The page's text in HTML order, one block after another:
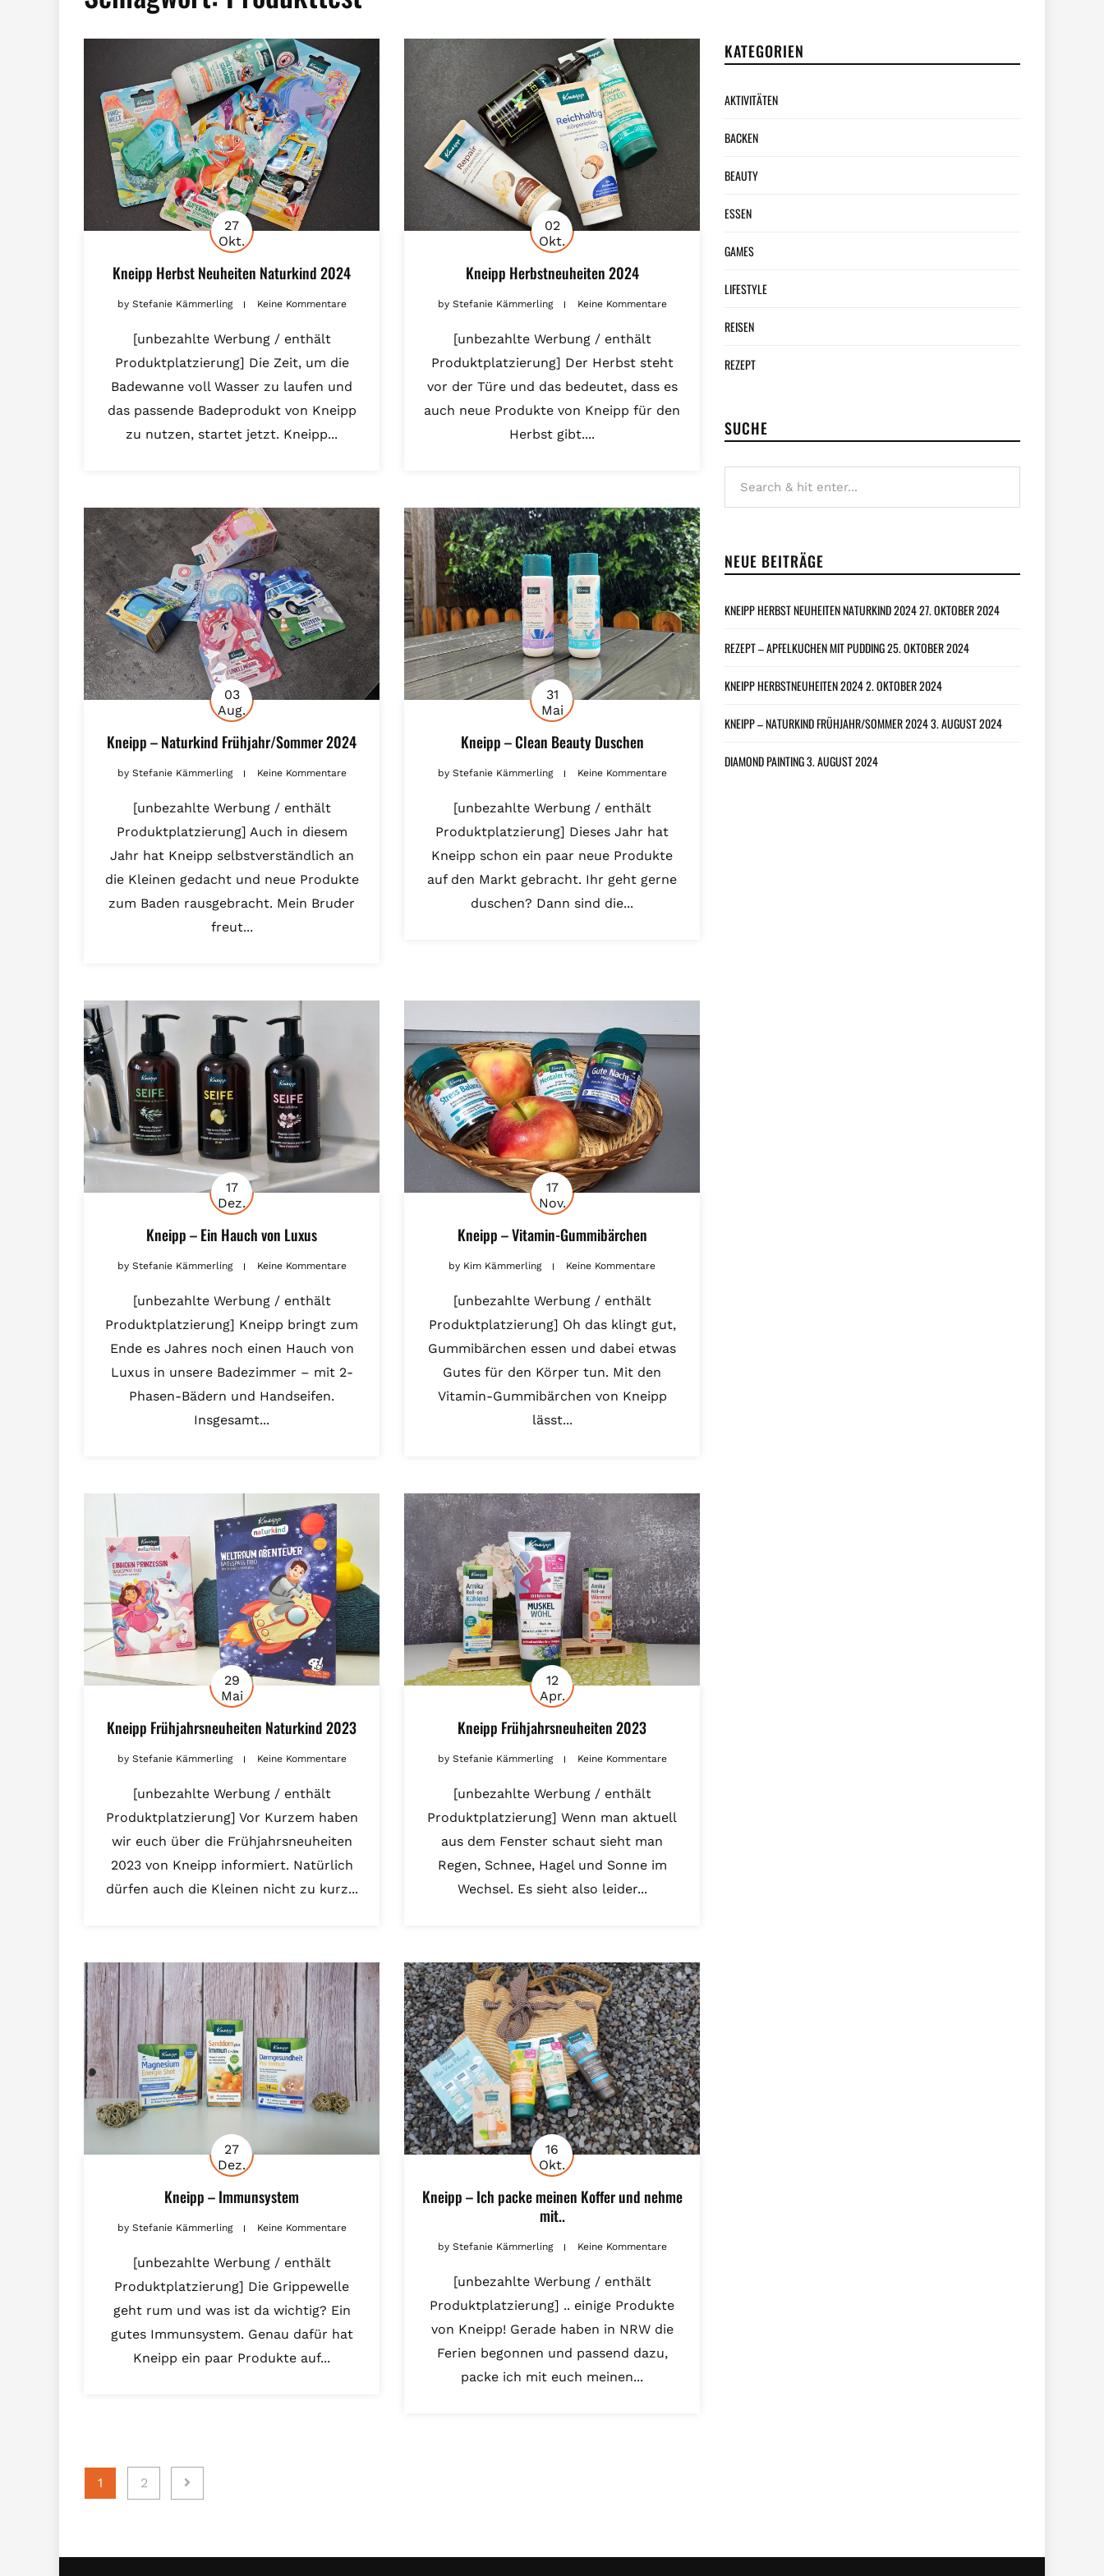
27
Okt.
Kneipp Herbst Neuheiten Naturkind 2024
byStefanie Kämmerling Keine Kommentare
[unbezahlte Werbung / enthält
Produktplatzierung] Die Zeit, um die
Badewanne voll Wasser zu laufen und
das passende Badeprodukt von Kneipp
zu nutzen, startet jetzt. Kneipp...
02
Okt.
Kneipp Herbstneuheiten 2024
byStefanie Kämmerling Keine Kommentare
[unbezahlte Werbung / enthält
Produktplatzierung] Der Herbst steht
vor der Türe und das bedeutet, dass es
auch neue Produkte von Kneipp für den
Herbst gibt....
03
Aug.
Kneipp – Naturkind Frühjahr/Sommer 2024
byStefanie Kämmerling Keine Kommentare
[unbezahlte Werbung / enthält
Produktplatzierung] Auch in diesem
Jahr hat Kneipp selbstverständlich an
die Kleinen gedacht und neue Produkte
zum Baden rausgebracht. Mein Bruder
freut...
31
Mai
Kneipp – Clean Beauty Duschen
byStefanie Kämmerling Keine Kommentare
[unbezahlte Werbung / enthält
Produktplatzierung] Dieses Jahr hat
Kneipp schon ein paar neue Produkte
auf den Markt gebracht. Ihr geht gerne
duschen? Dann sind die...
17
Dez.
Kneipp – Ein Hauch von Luxus
byStefanie Kämmerling Keine Kommentare
[unbezahlte Werbung / enthält
Produktplatzierung] Kneipp bringt zum
Ende es Jahres noch einen Hauch von
Luxus in unsere Badezimmer – mit 2-
Phasen-Bädern und Handseifen.
Insgesamt...
17
Nov.
Kneipp – Vitamin-Gummibärchen
by Kim Kämmerling Keine Kommentare
[unbezahlte Werbung / enthält
Produktplatzierung] Oh das klingt gut,
Gummibärchen essen und dabei etwas
Gutes für den Körper tun. Mit den
Vitamin-Gummibärchen von Kneipp
lässt...
29
Mai
Kneipp Frühjahrsneuheiten Naturkind 2023
byStefanie Kämmerling Keine Kommentare
[unbezahlte Werbung / enthält
Produktplatzierung] Vor Kurzem haben
wir euch über die Frühjahrsneuheiten
2023 von Kneipp informiert. Natürlich
dürfen auch die Kleinen nicht zu kurz...
12
Apr.
Kneipp Frühjahrsneuheiten 2023
byStefanie Kämmerling Keine Kommentare
[unbezahlte Werbung / enthält
Produktplatzierung] Wenn man aktuell
aus dem Fenster schaut sieht man
Regen, Schnee, Hagel und Sonne im
Wechsel. Es sieht also leider...
27
Dez.
Kneipp – Immunsystem
byStefanie Kämmerling Keine Kommentare
[unbezahlte Werbung / enthält
Produktplatzierung] Die Grippewelle
geht rum und was ist da wichtig? Ein
gutes Immunsystem. Genau dafür hat
Kneipp ein paar Produkte auf...
16
Okt.
Kneipp – Ich packe meinen Koffer und nehme
mit..
byStefanie Kämmerling Keine Kommentare
[unbezahlte Werbung / enthält
Produktplatzierung] .. einige Produkte
von Kneipp! Gerade haben in NRW die
Ferien begonnen und passend dazu,
packe ich mit euch meinen...
Seitennummerierung
1 2
KATEGORIEN
AKTIVITÄTEN
BACKEN
BEAUTY
ESSEN
GAMES
LIFESTYLE
REISEN
REZEPT
SUCHE
NEUE BEITRÄGE
KNEIPP HERBST NEUHEITEN NATURKIND 202427. OKTOBER 2024
REZEPT – APFELKUCHEN MIT PUDDING25. OKTOBER 2024
KNEIPP HERBSTNEUHEITEN 20242. OKTOBER 2024
KNEIPP – NATURKIND FRÜHJAHR/SOMMER 20243. AUGUST 2024
DIAMOND PAINTING3. AUGUST 2024